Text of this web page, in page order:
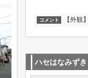
コメント 【外観】
ハセはなみずき